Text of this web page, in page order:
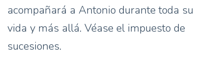
acompañará a Antonio durante toda su
vida y más allá. Véase el impuesto de
sucesiones.